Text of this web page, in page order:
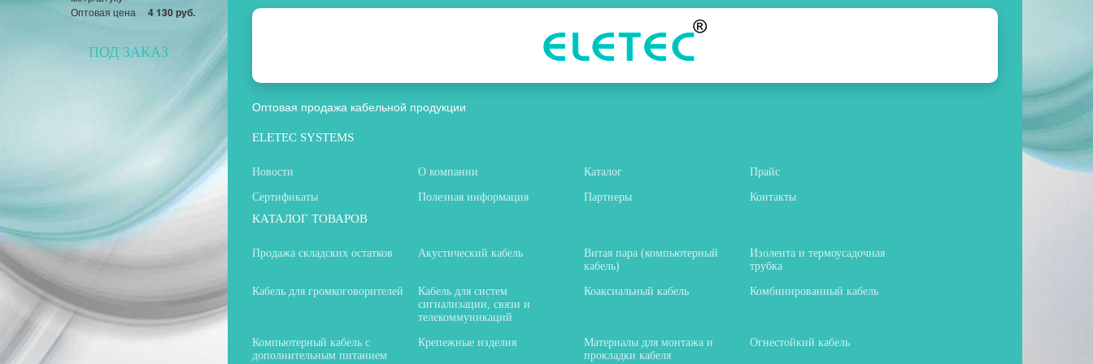
Оптовая цена
4 130 руб.
ПОД ЗАКАЗ
Оптовая продажа кабельной продукции
ELETEC SYSTEMS
Новости О компании Каталог Прайс
Сертификаты Полезная информация Партнеры Контакты
КАТАЛОГ ТОВАРОВ
Продажа складских остатков Акустический кабель
Витая пара (компьютерный
кабель)
Изолента и термоусадочная
трубка
Кабель для громкоговорителей
Кабель для систем
сигнализации, связи и
телекоммуникаций
Коаксиальный кабель Комбинированный кабель
Компьютерный кабель с
дополнительным питанием
Крепежные изделия
Материалы для монтажа и
прокладки кабеля
Огнестойкий кабель